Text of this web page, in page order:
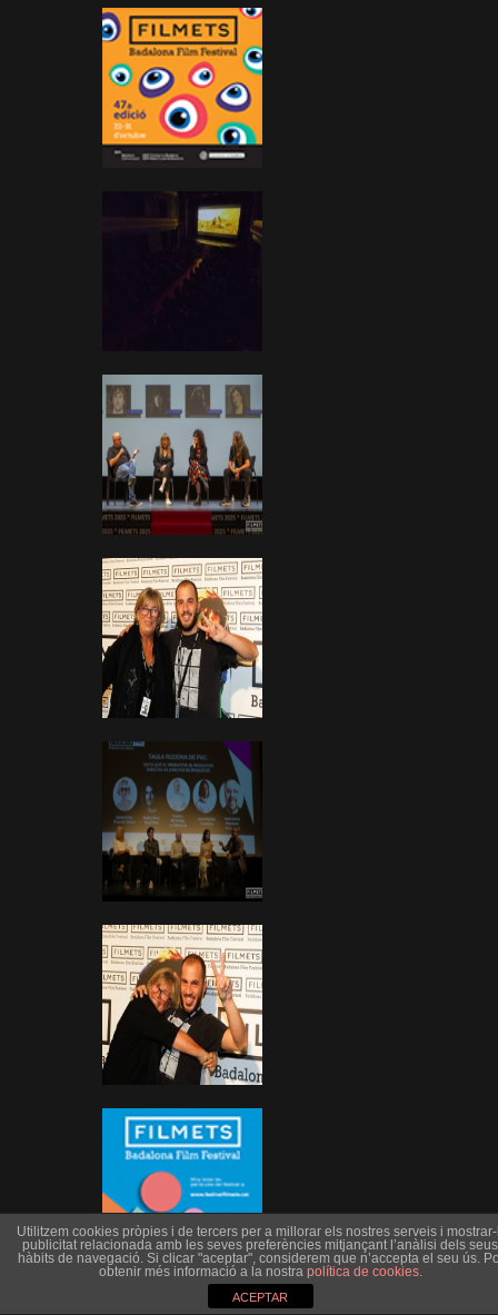
Utilitzem cookies pròpies i de tercers per a millorar els nostres serveis i
publicitat relacionada amb les seves preferències mitjançant l’anàlisi dels seus
hàbits de navegació. Si clicar "aceptar", considerem que n’accepta el seu ús.
obtenir més informació a la nostra política de cookies.
ACEPTAR